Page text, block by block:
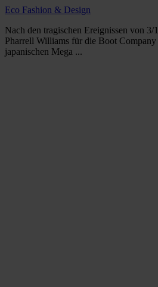
Eco Fashion & Design
Nach den tragischen Ereignissen von 3/
Pharrell Williams für die Boot
japanischen Mega ...